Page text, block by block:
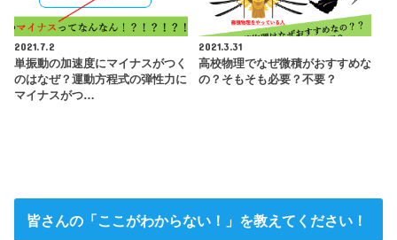
2021.7.2
単振動の加速度にマイナスがつく
のはなぜ？運動方程式の弾性力に
マイナスがつ…
2021.3.31
高校物理でなぜ微積がおすすめな
の？そもそも必要？不要？
皆さんの「ここがわからない！」を教えてください！